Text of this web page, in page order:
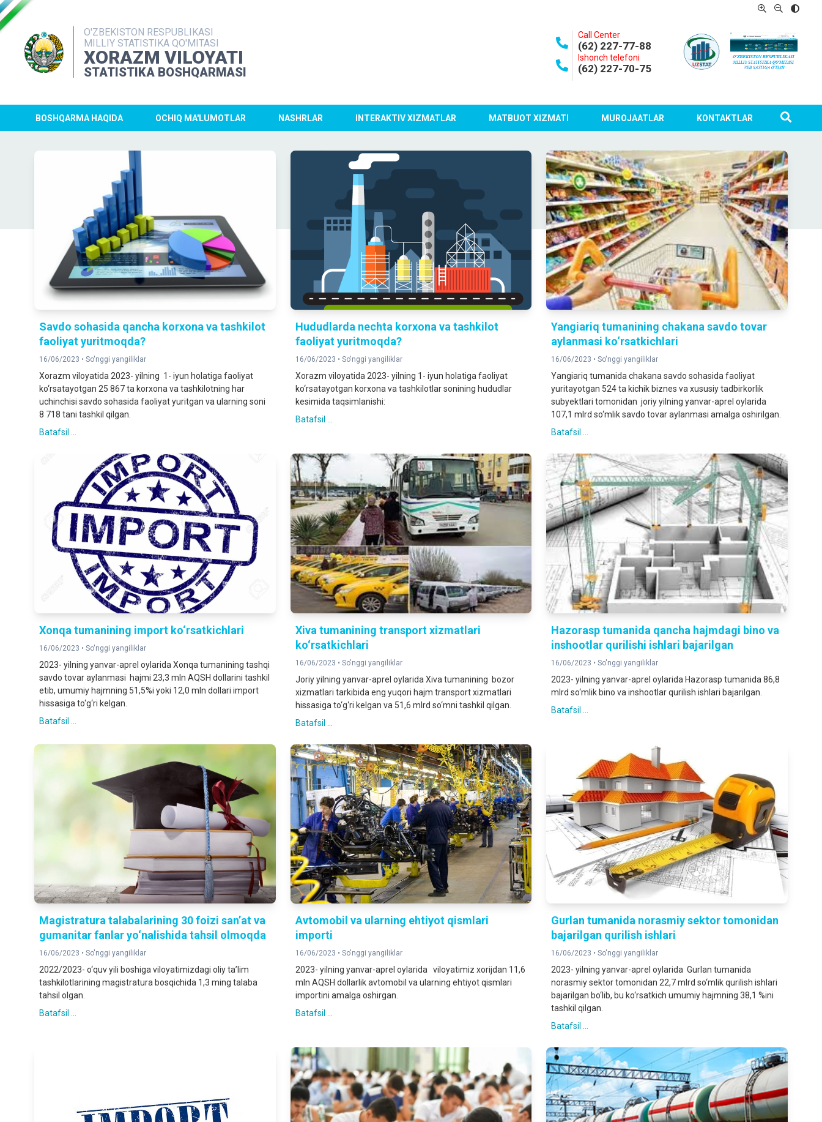
O'ZBEKISTON RESPUBLIKASI
MILLIY STATISTIKA QO'MITASI
XORAZM VILOYATI
STATISTIKA BOSHQARMASI
Call Center
(62) 227-77-88
Ishonch telefoni
(62) 227-70-75
BOSHQARMA HAQIDA OCHIQ MA'LUMOTLAR NASHRLAR INTERAKTIV XIZMATLAR MATBUOT XIZMATI MUROJAATLAR KONTAKTLAR
Savdo sohasida qancha korxona va tashkilot
faoliyat yuritmoqda?
16/06/2023 • So'nggi yangiliklar
Xorazm viloyatida 2023- yilning 1- iyun holatiga faoliyat
ko‘rsatayotgan 25 867 ta korxona va tashkilotning har
uchinchisi savdo sohasida faoliyat yuritgan va ularning soni
8 718 tani tashkil qilgan.
Batafsil ...
Hududlarda nechta korxona va tashkilot
faoliyat yuritmoqda?
16/06/2023 • So'nggi yangiliklar
Xorazm viloyatida 2023- yilning 1- iyun holatiga faoliyat
ko‘rsatayotgan korxona va tashkilotlar sonining hududlar
kesimida taqsimlanishi:
Batafsil ...
Yangiariq tumanining chakana savdo tovar
aylanmasi ko‘rsatkichlari
16/06/2023 •So'nggi yangiliklar
Yangiariq tumanida chakana savdo sohasida faoliyat
yuritayotgan 524 ta kichik biznes va xususiy tadbirkorlik
subyektlari tomonidan joriy yilning yanvar-aprel oylarida
107,1 mlrd so‘mlik savdo tovar aylanmasi amalga oshirilgan.
Batafsil ...
Xonqa tumanining import ko‘rsatkichlari
16/06/2023 • So'nggi yangiliklar
2023- yilning yanvar-aprel oylarida Xonqa tumanining tashqi
savdo tovar aylanmasi hajmi 23,3 mln AQSH dollarini tashkil
etib, umumiy hajmning 51,5%i yoki 12,0 mln dollari import
hissasiga to‘g‘ri kelgan.
Batafsil ...
Xiva tumanining transport xizmatlari
ko‘rsatkichlari
16/06/2023 • So'nggi yangiliklar
Joriy yilning yanvar-aprel oylarida Xiva tumanining bozor
xizmatlari tarkibida eng yuqori hajm transport xizmatlari
hissasiga to‘g‘ri kelgan va 51,6 mlrd so‘mni tashkil qilgan.
Batafsil ...
Hazorasp tumanida qancha hajmdagi bino va
inshootlar qurilishi ishlari bajarilgan
16/06/2023 •So'nggi yangiliklar
2023- yilning yanvar-aprel oylarida Hazorasp tumanida 86,8
mlrd so‘mlik bino va inshootlar qurilish ishlari bajarilgan.
Batafsil ...
Magistratura talabalarining 30 foizi san’at va
gumanitar fanlar yo‘nalishida tahsil olmoqda
16/06/2023 • So'nggi yangiliklar
2022/2023- o‘quv yili boshiga viloyatimizdagi oliy ta’lim
tashkilotlarining magistratura bosqichida 1,3 ming talaba
tahsil olgan.
Batafsil ...
Avtomobil va ularning ehtiyot qismlari
importi
16/06/2023 • So'nggi yangiliklar
2023- yilning yanvar-aprel oylarida viloyatimiz xorijdan 11,6
mln AQSH dollarlik avtomobil va ularning ehtiyot qismlari
importini amalga oshirgan.
Batafsil ...
Gurlan tumanida norasmiy sektor tomonidan
bajarilgan qurilish ishlari
16/06/2023 •So'nggi yangiliklar
2023- yilning yanvar-aprel oylarida Gurlan tumanida
norasmiy sektor tomonidan 22,7 mlrd so‘mlik qurilish ishlari
bajarilgan bo‘lib, bu ko‘rsatkich umumiy hajmning 38,1 %ini
tashkil qilgan.
Batafsil ...